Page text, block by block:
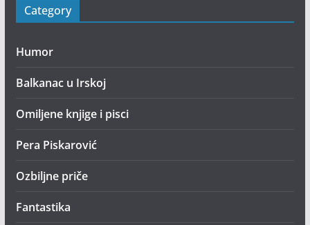
Category
Humor
Balkanac u Irskoj
Omiljene knjige i pisci
Pera Piskarović
Ozbiljne priče
Fantastika